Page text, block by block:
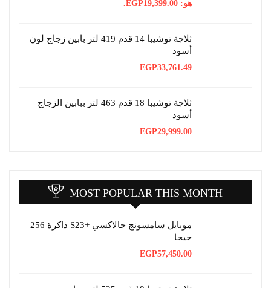
ثلاجة توشيبا 14 قدم 419 لتر بابين زجاج لون
EGP
ثلاجة توشيبا 18 قدم 463 لتر ببابين الزجاج
EGP
MOST POPULAR THIS MONTH
موبايل سامسونج جالاكسي +S23 ذاكرة 256
EGP